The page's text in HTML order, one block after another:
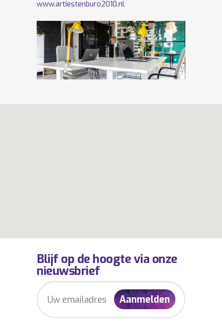
www.artiestenburo2010.nl
Volg ons ook opFacebookenTwitter
Blijf op de hoogte via onze
nieuwsbrief